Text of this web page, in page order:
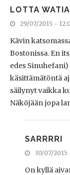
LOTTA
29/07/2015 -
Kävin
Bostonissa. En
edes
käsittämätöntä
säilynyt vaikka
Näköjään jopa
SARRRRI
30/07/2015
On kyllä